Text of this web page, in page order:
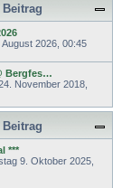
Beitrag
August 2026, 00:45
Bergfes…
November 2018,
Beitrag
***
9. Oktober 2025,